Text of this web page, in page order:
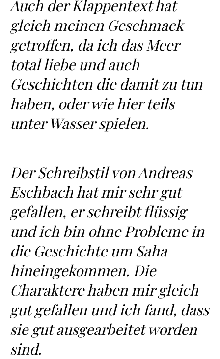
Auch der Klappentext hat
gleich meinen Geschmack
getroffen, da ich das Meer
total liebe und auch
Geschichten die damit zu tun
haben, oder wie hier teils
unter Wasser spielen.
Der Schreibstil von Andreas
Eschbach hat mir sehr gut
gefallen, er schreibt flüssig
und ich bin ohne Probleme in
die Geschichte um Saha
hineingekommen. Die
Charaktere haben mir gleich
gut gefallen und ich fand, dass
sie gut ausgearbeitet worden
sind.